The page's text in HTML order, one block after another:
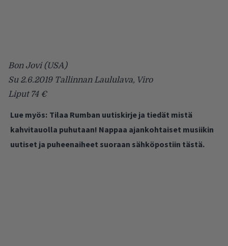
Bon Jovi (USA)
Su 2.6.2019 Tallinnan Laululava, Viro
Liput 74 €
Lue myös: Tilaa Rumban uutiskirje ja tiedät mistä
kahvitauolla puhutaan! Nappaa ajankohtaiset musiikin
uutiset ja puheenaiheet suoraan sähköpostiin tästä.